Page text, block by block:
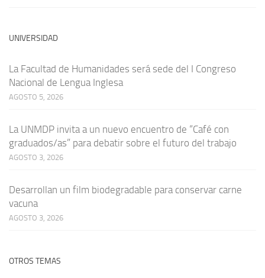
UNIVERSIDAD
La Facultad de Humanidades será sede del I Congreso
Nacional de Lengua Inglesa
AGOSTO 5, 2026
La UNMDP invita a un nuevo encuentro de “Café con
graduados/as” para debatir sobre el futuro del trabajo
AGOSTO 3, 2026
Desarrollan un film biodegradable para conservar carne
vacuna
AGOSTO 3, 2026
OTROS TEMAS